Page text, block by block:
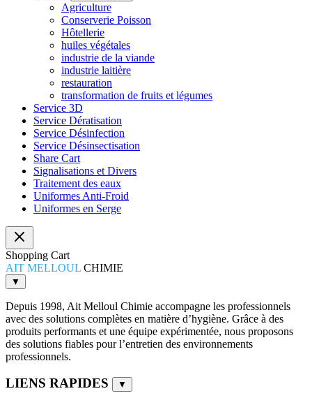
Agriculture
Conserverie Poisson
Hôtellerie
huiles végétales
industrie de la viande
industrie laitière
restauration
transformation de fruits et légumes
Service 3D
Service Dératisation
Service Désinfection
Service Désinsectisation
Share Cart
Signalisations et Divers
Traitement des eaux
Uniformes Anti-Froid
Uniformes en Serge
Shopping Cart
AIT MELLOUL CHIMIE
▼
Depuis 1998, Ait Melloul Chimie accompagne les professionnels
avec des solutions complètes en matière d’hygiène. Grâce à des
produits performants et une équipe expérimentée, nous proposons
des solutions fiables pour l’entretien des environnements
professionnels.
LIENS RAPIDES ▼